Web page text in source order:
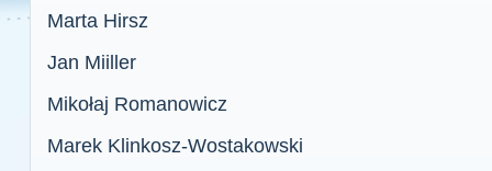
Marta Hirsz
Jan Miiller
Mikołaj Romanowicz
Marek Klinkosz-Wostakowski